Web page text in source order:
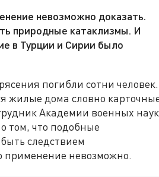
невозможно доказать.
природные катаклизмы. И
в Турции и Сирии было
погибли сотни человек.
жилые дома словно
Академии военных
о том, что подобные
следствием
применение невозможно.